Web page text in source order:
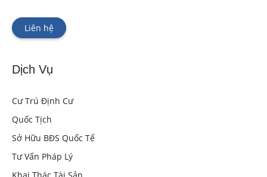
Liên hệ
Dịch Vụ
Cư Trú Định Cư
Quốc Tịch
Sở Hữu BĐS Quốc Tế
Tư Vấn Pháp Lý
Khai Thác Tài Sản